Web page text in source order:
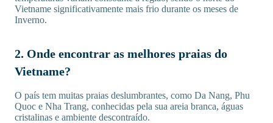
Vietname significativamente mais frio durante os meses de
Inverno.
2. Onde encontrar as melhores praias do
Vietname?
O país tem muitas praias deslumbrantes, como Da Nang, Phu
Quoc e Nha Trang, conhecidas pela sua areia branca, águas
cristalinas e ambiente descontraído.